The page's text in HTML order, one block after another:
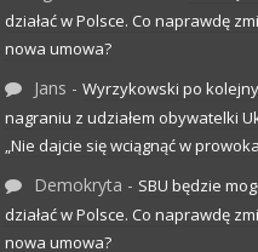
działać w Polsce. Co naprawdę
nowa umowa?
Jans - Wyrzykowski po
nagraniu z udziałem obywatelki
„Nie dajcie się wciągnąć w
Demokryta - SBU będzie
działać w Polsce. Co naprawdę
nowa umowa?